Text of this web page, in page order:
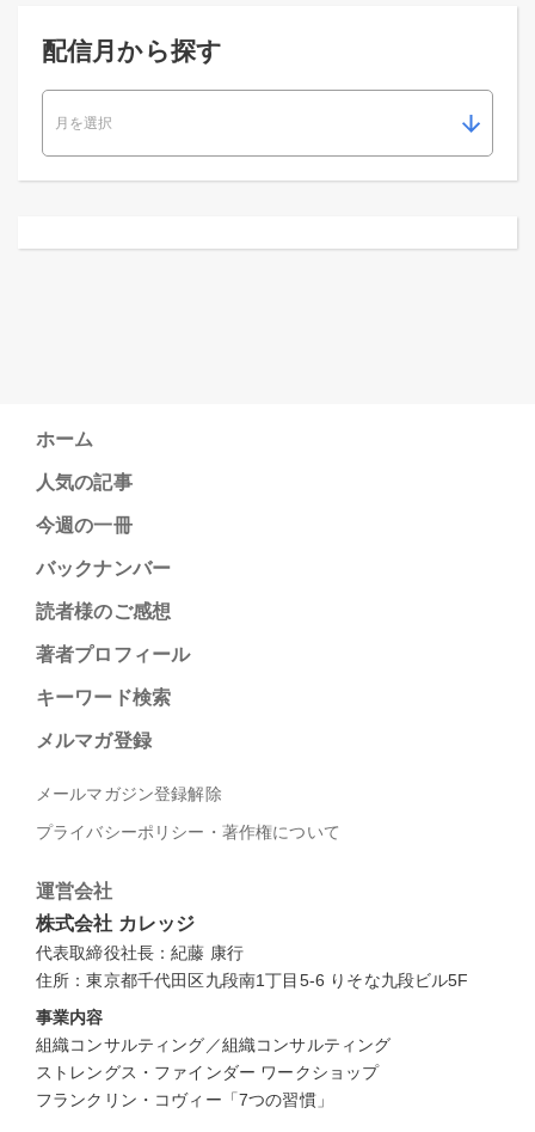
配信月から探す
ホーム
人気の記事
今週の一冊
バックナンバー
読者様のご感想
著者プロフィール
キーワード検索
メルマガ登録
メールマガジン登録解除
プライバシーポリシー・著作権について
運営会社
株式会社 カレッジ
代表取締役社長：紀藤 康行
住所：東京都千代田区九段南1丁目5-6 りそな九段ビル5F
事業内容
組織コンサルティング／組織コンサルティング
ストレングス・ファインダー ワークショップ
フランクリン・コヴィー「7つの習慣」